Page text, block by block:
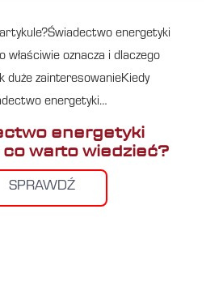
energetyki
właściwie oznacza i dlaczego
duże zainteresowanieKiedy
energetyki…
energetyki
warto wiedzieć?
SPRAWDŹ